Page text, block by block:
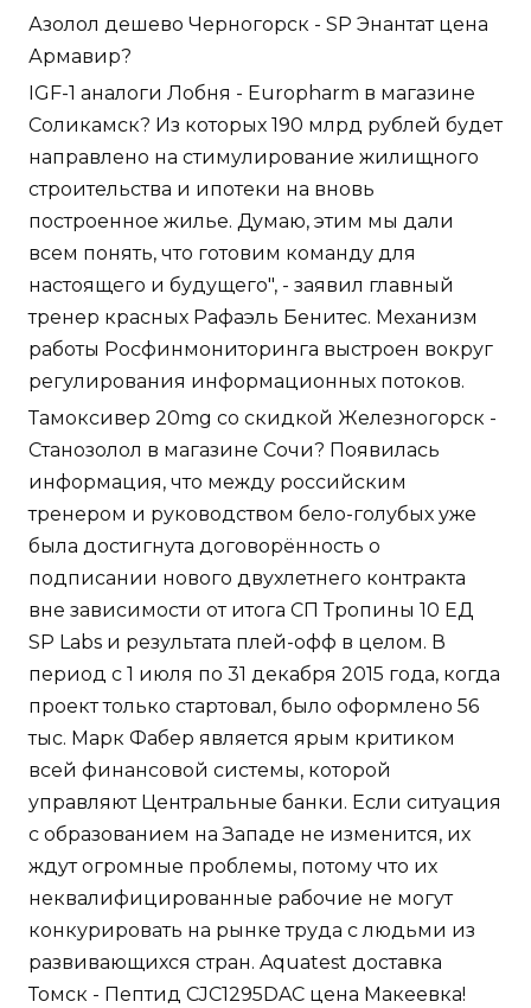
Азолол дешево Черногорск - SP Энантат цена
Армавир?
IGF-1 аналоги Лобня - Europharm в магазине
Соликамск? Из которых 190 млрд рублей будет
направлено на стимулирование жилищного
строительства и ипотеки на вновь
построенное жилье. Думаю, этим мы дали
всем понять, что готовим команду для
настоящего и будущего", - заявил главный
тренер красных Рафаэль Бенитес. Механизм
работы Росфинмониторинга выстроен вокруг
регулирования информационных потоков.
Тамоксивер 20mg со скидкой Железногорск -
Станозолол в магазине Сочи? Появилась
информация, что между российским
тренером и руководством бело-голубых уже
была достигнута договорённость о
подписании нового двухлетнего контракта
вне зависимости от итога СП Тропины 10 ЕД
SP Labs и результата плей-офф в целом. В
период с 1 июля по 31 декабря 2015 года, когда
проект только стартовал, было оформлено 56
тыс. Марк Фабер является ярым критиком
всей финансовой системы, которой
управляют Центральные банки. Если ситуация
с образованием на Западе не изменится, их
ждут огромные проблемы, потому что их
неквалифицированные рабочие не могут
конкурировать на рынке труда с людьми из
развивающихся стран. Aquatest доставка
Томск - Пептид CJC1295DAC цена Макеевка!